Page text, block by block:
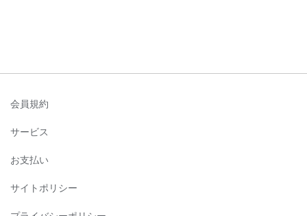
会員規約
サービス
お支払い
サイトポリシー